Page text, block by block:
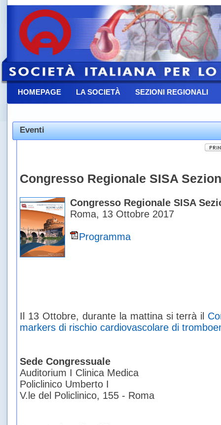
HOMEPAGE LA SOCIETÀ SEZIONI REGIONALI
Eventi
Congresso Regionale SISA
Congresso Regionale SISA
Roma, 13 Ottobre 2017
Programma
Il 13 Ottobre, durante la mattina si terrà il
markers di rischio cardiovascolare di
Sede Congressuale
Auditorium I Clinica Medica
Policlinico Umberto I
V.le del Policlinico, 155 - Roma